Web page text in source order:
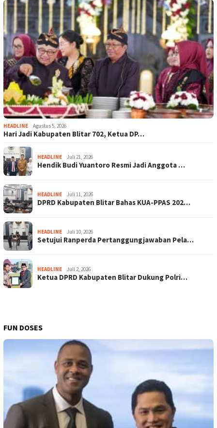
HEADLINE Agustus 5, 2026
Hari Jadi Kabupaten Blitar 702, Ketua DP…
HEADLINE Juli 21, 2026
Hendik Budi Yuantoro Resmi Jadi Anggota …
HEADLINE Juli 11, 2026
DPRD Kabupaten Blitar Bahas KUA-PPAS 202…
HEADLINE Juli 10, 2026
Setujui Ranperda Pertanggungjawaban Pela…
HEADLINE Juli 2, 2026
Ketua DPRD Kabupaten Blitar Dukung Polri…
FUN DOSES